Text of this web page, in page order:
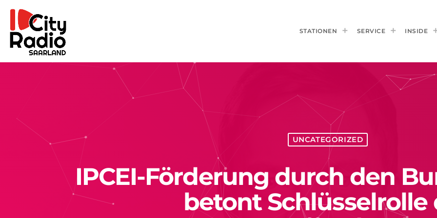
STATIONEN SERVICE INSIDE
UNCATEGORIZED
IPCEI-Förderung durch den
betont Schlüsselrolle